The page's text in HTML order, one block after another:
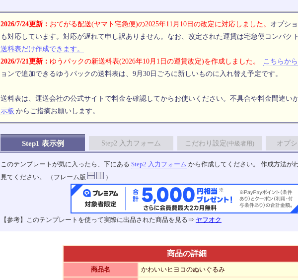
2026/7/24更新： おてがる配送(ヤマト宅急便)の2025年11月10日の改定に対応しました。 オプシ
も対応しています。対応が遅れて申し訳ありません。なお、改定された運賃は宅急便コンパク
送料表だけ作成できます。
2026/7/21更新： ゆうパックの新送料表(2026年10月1日の運賃改定)を作成しました。
こちらか
ョンで追加できるゆうパックの送料表は、9月30日ごろに新しいものに入れ替え予定です。
送料表は、運送会社の公式サイトで料金を確認してからお使いください。不具合や料金間違い
示板 からご指摘お願いします。
Step1 表示例 Step2 入力フォーム こだわり設定(中級者用) オプ
このテンプレートが気に入ったら、下にある Step2 入力フォーム から作成してください。 作成方法が
見てください。 （フレーム版
）
【参考】このテンプレートを使って実際に出品された商品を見る⇒ ヤフオク
商品の詳細
商品名
かわいいヒヨコのぬいぐるみ